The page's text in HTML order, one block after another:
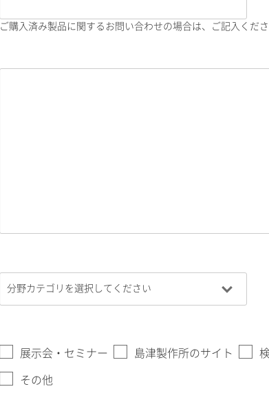
ご購入済み製品に関するお問い合わせの場合は、ご記入くださ
展示会・セミナー 島津製作所のサイト
その他